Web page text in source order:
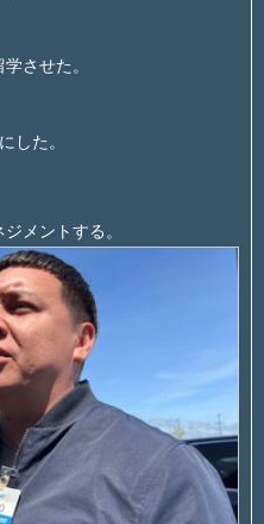
させた。
した。
メントする。